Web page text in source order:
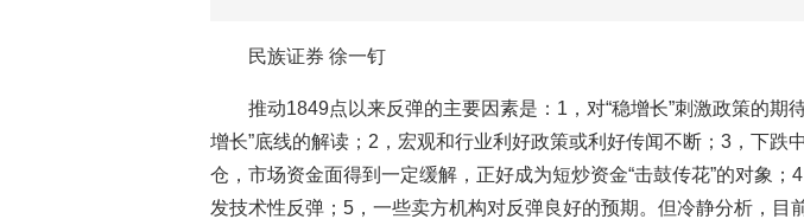
民族证券 徐一钉
推动1849点以来反弹的主要因素是：1，对“稳增长”刺激政策的期
增长”底线的解读；2，宏观和行业利好政策或利好传闻不断；3，下跌
仓，市场资金面得到一定缓解，正好成为短炒资金“击鼓传花”的对象；4
发技术性反弹；5，一些卖方机构对反弹良好的预期。但冷静分析，目